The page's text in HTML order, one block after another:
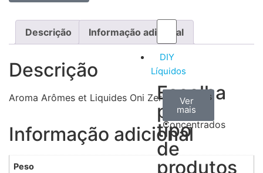
DIY
Líquidos
Escolha
por
tipo
de
produtos
Aromas
Concentrados
Ver
todos
Bases
Ver
mais
Accesorios
Ver
mais
Descrição Informação adicional
Descrição
Aroma Arômes et Liquides Oni Zero 30ML
Informação adicional
Peso